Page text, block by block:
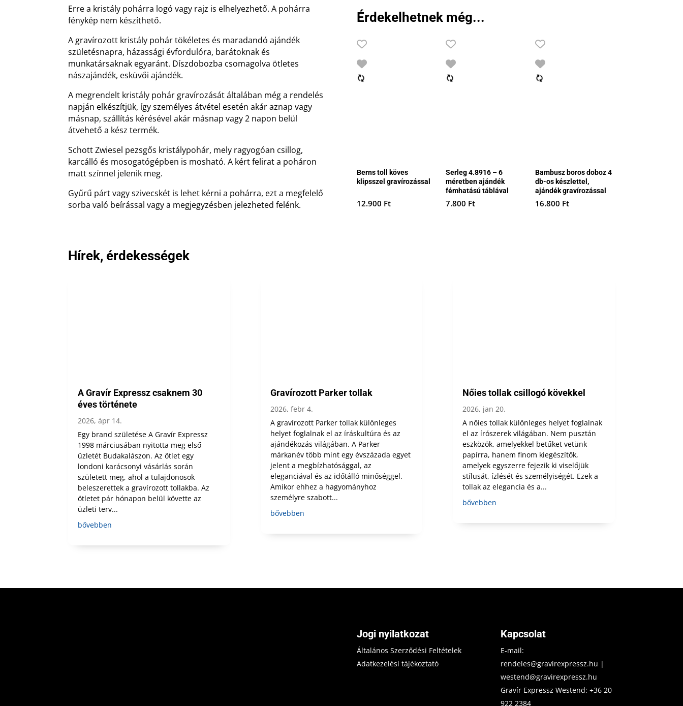
Erre a kristály pohárra logó vagy rajz is elhelyezhető. A pohárra
fénykép nem készíthető.
A gravírozott kristály pohár tökéletes és maradandó ajándék
születésnapra, házassági évfordulóra, barátoknak és
munkatársaknak egyaránt. Díszdobozba csomagolva ötletes
nászajándék, esküvői ajándék.
A megrendelt kristály pohár gravírozását általában még a rendelés
napján elkészítjük, így személyes átvétel esetén akár aznap vagy
másnap, szállítás kérésével akár másnap vagy 2 napon belül
átvehető a kész termék.
Schott Zwiesel pezsgős kristálypohár, mely ragyogóan csillog,
karcálló és mosogatógépben is mosható. A kért felirat a poháron
matt színnel jelenik meg.
Gyűrű párt vagy szivecskét is lehet kérni a pohárra, ezt a megfelelő
sorba való beírással vagy a megjegyzésben jelezheted felénk.
Érdekelhetnek még...
Berns toll köves
klipsszel gravírozással
12.900 Ft
Serleg 4.8916 – 6
méretben ajándék
fémhatású táblával
7.800 Ft
Bambusz boros doboz 4
db-os készlettel,
ajándék gravírozással
16.800 Ft
Hírek, érdekességek
A Gravír Expressz csaknem 30
éves története
2026, ápr 14.
Egy brand születése A Gravír Expressz
1998 márciusában nyitotta meg első
üzletét Budakalászon. Az ötlet egy
londoni karácsonyi vásárlás során
született meg, ahol a tulajdonosok
beleszerettek a gravírozott tollakba. Az
ötletet pár hónapon belül követte az
üzleti terv...
bővebben
Gravírozott Parker tollak
2026, febr 4.
A gravírozott Parker tollak különleges
helyet foglalnak el az íráskultúra és az
ajándékozás világában. A Parker
márkanév több mint egy évszázada egyet
jelent a megbízhatósággal, az
eleganciával és az időtálló minőséggel.
Amikor ehhez a hagyományhoz
személyre szabott...
bővebben
Nőies tollak csillogó kövekkel
2026, jan 20.
A nőies tollak különleges helyet foglalnak
el az írószerek világában. Nem pusztán
eszközök, amelyekkel betűket vetünk
papírra, hanem finom kiegészítők,
amelyek egyszerre fejezik ki viselőjük
stílusát, ízlését és személyiségét. Ezek a
tollak az elegancia és a...
bővebben
Jogi nyilatkozat
Általános Szerződési Feltételek
Adatkezelési tájékoztató
Kapcsolat
E-mail:
rendeles@gravirexpressz.hu |
westend@gravirexpressz.hu
Gravír Expressz Westend:+36 20
922 2384